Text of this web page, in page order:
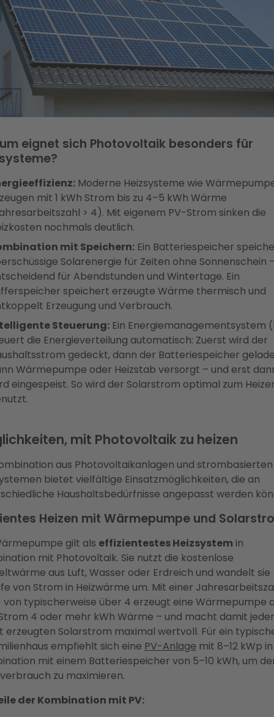
eignet sich Photovoltaik besonders für
Moderne Heizsysteme wie
mit 1 kWh Strom bis zu 4–5 kWh Wärme
> 4). Mit eigenem PV-Strom sinken die
nochmals deutlich.
mit Speichern: Ein Batteriespeicher
Solarenergie für Zeiten ohne Sonnenschein
für Abendstunden und Wintertage. Ein
speichert erzeugte Wärme thermisch und
Erzeugung und Verbrauch.
Steuerung: Ein Energiemanagementsystem
die Energieverteilung automatisch: Zuerst wird der
gedeckt, dann der Batteriespeicher
Wärmepumpe oder Heizstab versorgt – und erst
eingespeist. So wird der Solarstrom optimal zum
mit Photovoltaik zu heizen
aus Photovoltaikanlagen und strombasierten
bietet vielfältige Einsatzmöglichkeiten, die an
Haushaltsbedürfnisse angepasst werden
Heizen mit Wärmepumpe und
gilt als effizientestes Heizsystem in
mit Photovoltaik. Sie nutzt die kostenlose
aus Luft, Wasser oder Erdreich und wandelt sie
von Strom in Heizwärme um. Mit einer
von typischerweise über 4 erzeugt eine Wärmepumpe
4 oder mehr kWh Wärme – und macht damit
erzeugten Solarstrom maximal wertvoll. Für ein
empfiehlt sich eine PV-Anlage mit 8–12 kWp in
mit einem Batteriespeicher von 5–10 kWh, um
zu maximieren.
der Kombination mit PV: